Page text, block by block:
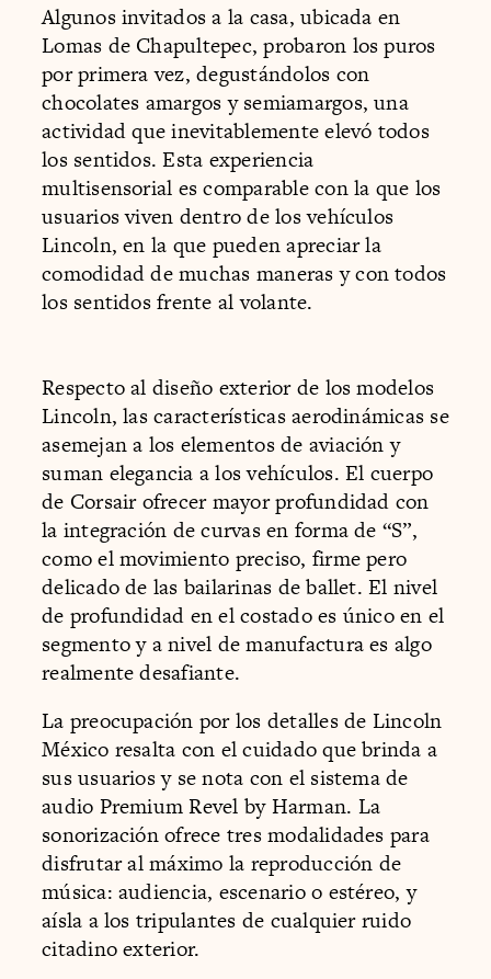
Algunos invitados a la casa, ubicada en
Lomas de Chapultepec, probaron los puros
por primera vez, degustándolos con
chocolates amargos y semiamargos, una
actividad que inevitablemente elevó todos
los sentidos. Esta experiencia
multisensorial es comparable con la que los
usuarios viven dentro de los vehículos
Lincoln, en la que pueden apreciar la
comodidad de muchas maneras y con todos
los sentidos frente al volante.
Respecto al diseño exterior de los modelos
Lincoln, las características aerodinámicas se
asemejan a los elementos de aviación y
suman elegancia a los vehículos. El cuerpo
de Corsair ofrecer mayor profundidad con
la integración de curvas en forma de “S”,
como el movimiento preciso, firme pero
delicado de las bailarinas de ballet. El nivel
de profundidad en el costado es único en el
segmento y a nivel de manufactura es algo
realmente desafiante.
La preocupación por los detalles de Lincoln
México resalta con el cuidado que brinda a
sus usuarios y se nota con el sistema de
audio Premium Revel by Harman. La
sonorización ofrece tres modalidades para
disfrutar al máximo la reproducción de
música: audiencia, escenario o estéreo, y
aísla a los tripulantes de cualquier ruido
citadino exterior.